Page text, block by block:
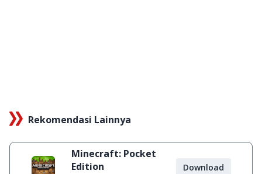
Rekomendasi Lainnya
Minecraft: Pocket
Edition
Download